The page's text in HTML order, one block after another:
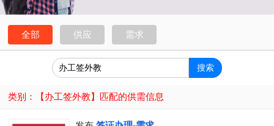
全部 供应 需求
搜索
类别：【办工签外教】匹配的供需信息